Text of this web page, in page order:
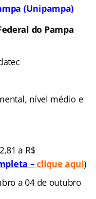
(Unipampa)
do Pampa
nível médio e
a R$
–clique aqui)
a 04 de outubro